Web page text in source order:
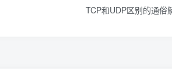
TCP和UDP区别的通俗